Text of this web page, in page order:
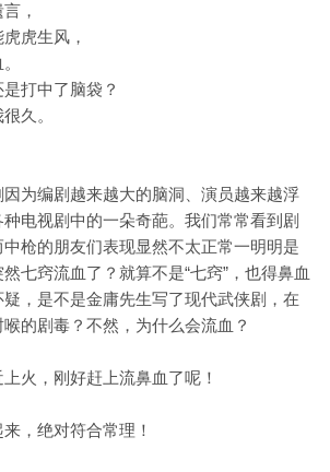
，
虎生风，
打中了脑袋？
久。
为编剧越来越大的脑洞、演员越来越浮
电视剧中的一朵奇葩。我们常常看到剧
枪的朋友们表现显然不太正常一明明是
七窍流血了？就算不是“七窍”，也得鼻血
，是不是金庸先生写了现代武侠剧，在
的剧毒？不然，为什么会流血？
火，刚好赶上流鼻血了呢！
，绝对符合常理！